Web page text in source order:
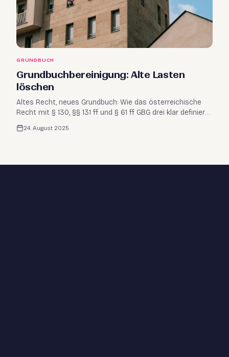
GRUNDBUCH
Grundbuchbereinigung: Alte Lasten
löschen
Altes Recht, neues Grundbuch: Wie das österreichische
Recht mit § 130, §§ 131 ff und § 61 ff GBG drei klar definierte
Instrumente bereitstellt, um belastende Eintragungen zu
beseitigen.
24. August 2025